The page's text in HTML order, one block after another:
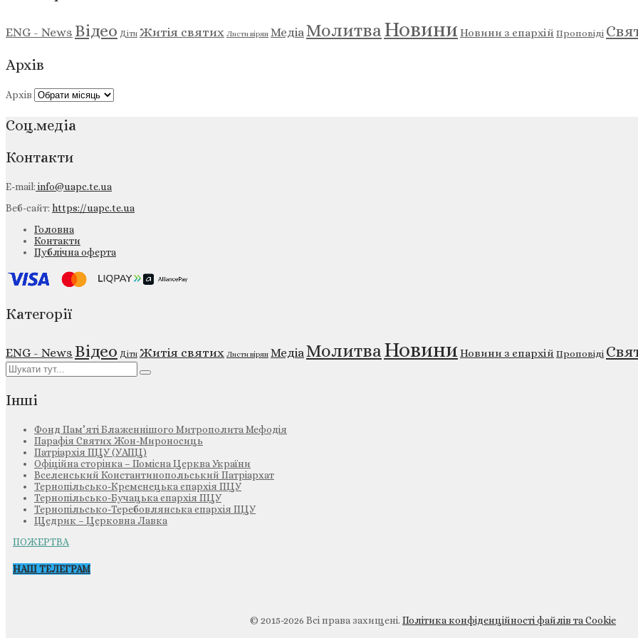
ENG - News Відео Діти Житія святих Листи вірян МедіаМолитваНовини Новини з єпархій Проповіді
Архів
Архів
Соц.медіа
Контакти
E-mail:info@uapc.te.ua
Веб-сайт: https://uapc.te.ua
Головна
Контакти
Публічна оферта
Категорії
ENG - News Відео Діти Житія святих Листи вірян МедіаМолитваНовиниНовини з єпархій Проповіді
Інші
Фонд Пам’яті Блаженнішого Митрополита Мефодія
Парафія Святих Жон-Мироносиць
Патріархія ПЦУ (УАПЦ)
Офіційна сторінка – Помісна Церква України
Вселенський Константинопольський Патріархат
Тернопільсько-Кременецька єпархія ПЦУ
Тернопільсько-Бучацька єпархія ПЦУ
Тернопільсько-Теребовлянська єпархія ПЦУ
Щедрик – Церковна Лавка
ПОЖЕРТВА
НАШ ТЕЛЕГРАМ
© 2015-2026 Всі права захищені. Політика конфіденційності файлів та Cookie